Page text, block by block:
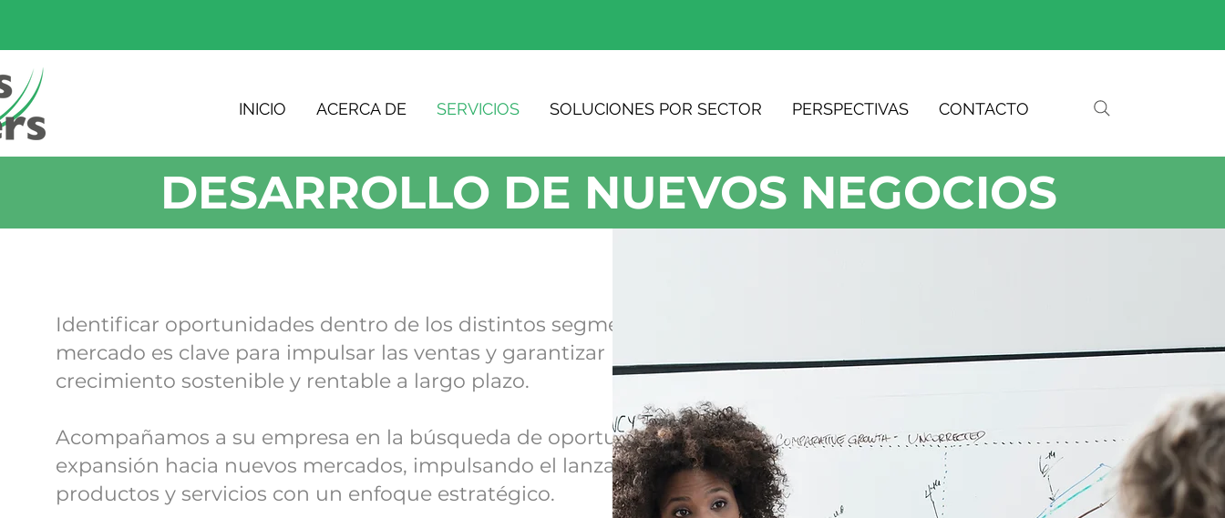
INICIO ACERCA DE SERVICIOS SOLUCIONES POR SECTOR PERSPECTIVAS CONTACTO
DESARROLLO DE NUEVOS NEGOCIOS
Identificar oportunidades dentro de los distintos segmentos de
mercado es clave para impulsar las ventas y garantizar un
crecimiento sostenible y rentable a largo plazo.
Acompañamos a su empresa en la búsqueda de oportunidades y la
expansión hacia nuevos mercados, impulsando el lanzamiento de
productos y servicios con un enfoque estratégico.